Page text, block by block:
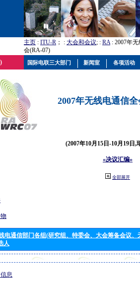
主页 : ITU-R ； : 大会和会议; : RA: 2007年
会(RA-07)
2007年无线电通信
(2007年10月15日-10月19日,
«决议汇编»
全部展开
电通信部门各组(研究组、特委会、大会筹备会议
人
息
国际电联三大部门 新闻室 各项活动